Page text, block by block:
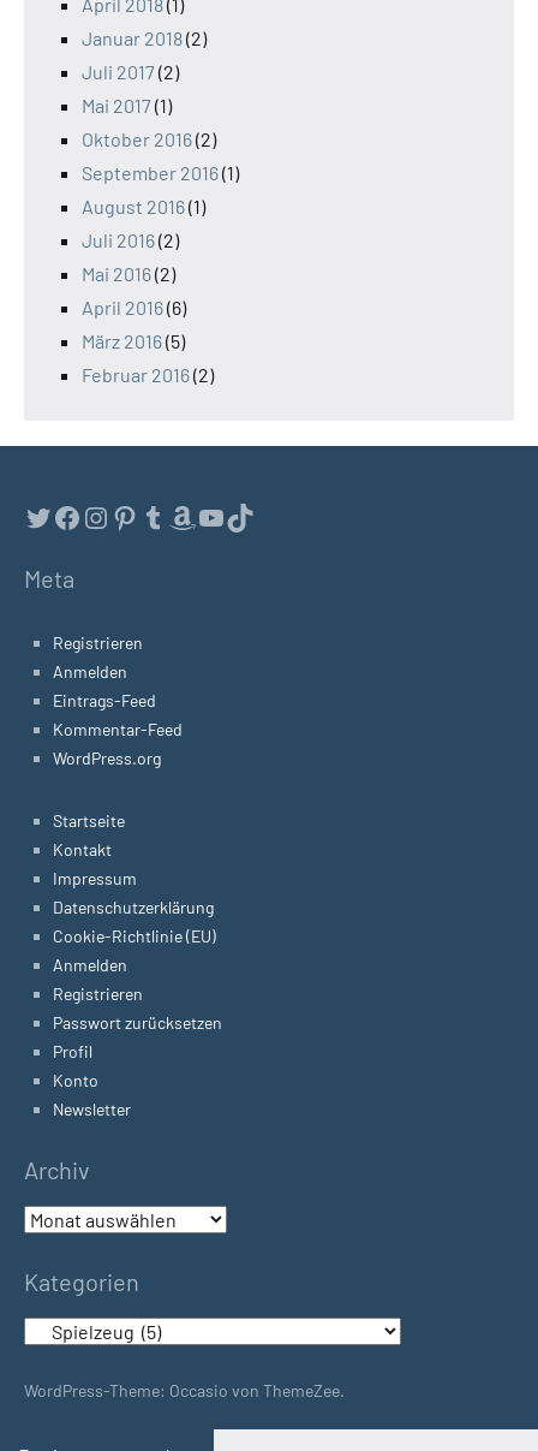
Januar 2018(2)
Juli 2017(2)
Mai 2017(1)
Oktober 2016(2)
September 2016(1)
August 2016(1)
Juli 2016(2)
Mai 2016(2)
April 2016(6)
März 2016(5)
Februar 2016(2)
Twitter
Facebook
Instagram
Pinterest
Tumblr
Amazon
YouTube
TikTok
Meta
Registrieren
Anmelden
Eintrags-Feed
Kommentar-Feed
WordPress.org
Startseite
Kontakt
Impressum
Datenschutzerklärung
Cookie-Richtlinie (EU)
Anmelden
Registrieren
Passwort zurücksetzen
Profil
Konto
Newsletter
Archiv
Archiv
Kategorien
Kategorien
WordPress-Theme: Occasio von ThemeZee.